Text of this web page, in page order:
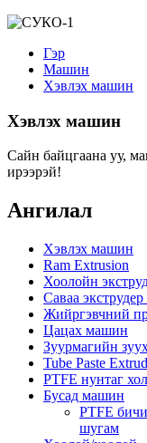
Гэр
Машин
Хэвлэх машин
Хэвлэх машин
Сайн байцгаана уу,
ирээрэй!
Ангилал
Хэвлэх машин
Ram Extrusion
Хоолойн
Саваа
Жийргэвчний
Цацах машин
Зуурмагийн
Tube Paste
PTFE нунтаг
Бусад машин
PTFE
шугам